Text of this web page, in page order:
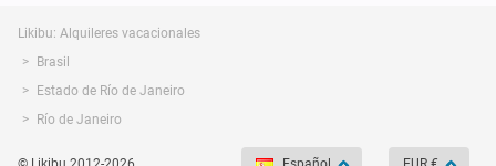
Likibu: Alquileres vacacionales
Brasil
Estado de Río de Janeiro
Río de Janeiro